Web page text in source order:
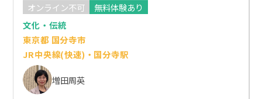
オンライン不可
無料体験あり
文化・伝統
東京都 国分寺市
JR中央線(快速)・国分寺駅
増田周英